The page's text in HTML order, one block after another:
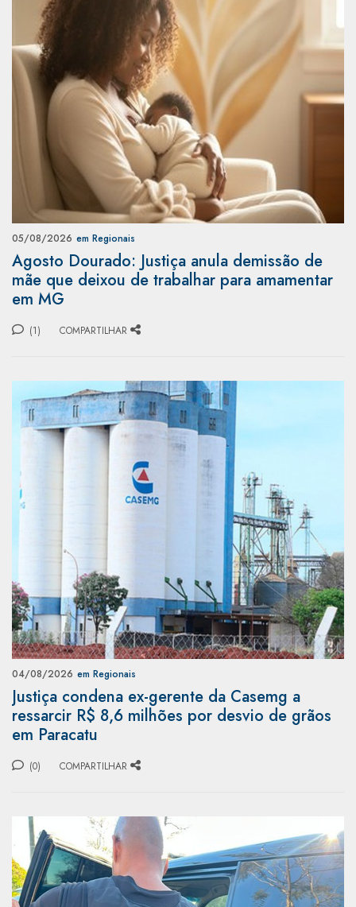
05/08/2026 em Regionais
Agosto Dourado: Justiça anula demissão de
mãe que deixou de trabalhar para amamentar
em MG
(1) COMPARTILHAR
04/08/2026 em Regionais
Justiça condena ex-gerente da Casemg a
ressarcir R$ 8,6 milhões por desvio de grãos
em Paracatu
(0) COMPARTILHAR